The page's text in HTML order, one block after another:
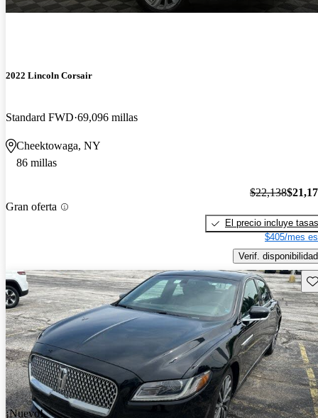
2022 Lincoln Corsair
Standard FWD 69,096 millas
Cheektowaga, NY
86 millas
Gran oferta
$22,138
El precio incluye tasas
$405/mes
Verif. disponibilidad
¡Nuevo!